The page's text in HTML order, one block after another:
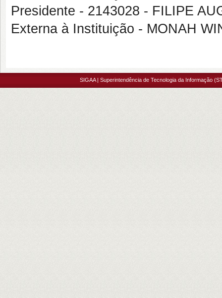
Presidente - 2143028 - FILIPE
Externa à Instituição - MONAH
SIGAA | Superintendência de Tecnologia da Informação